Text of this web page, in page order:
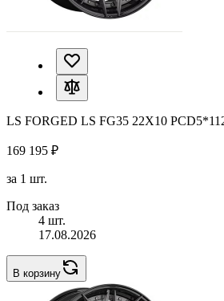
LS FORGED LS FG35 22X10
169 195 ₽
за 1 шт.
Под заказ
4 шт.
17.08.2026
В корзину